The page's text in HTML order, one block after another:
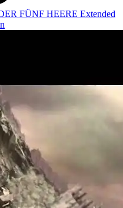
FÜNF HEERE Extended